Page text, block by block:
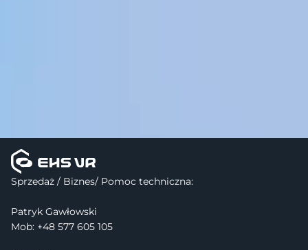
Sprzedaż / Biznes/ Pomoc techniczna:
Patryk Gawłowski
Mob: +48 577 605 105